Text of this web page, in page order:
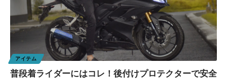
アイテム
普段着ライダーにはコレ！後付けプロテクターで安全